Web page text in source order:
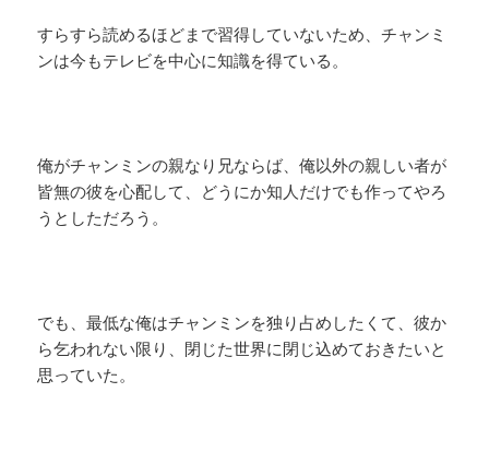
すらすら読めるほどまで習得していないため、チャンミ
ンは今もテレビを中心に知識を得ている。
俺がチャンミンの親なり兄ならば、俺以外の親しい者が
皆無の彼を心配して、どうにか知人だけでも作ってやろ
うとしただろう。
でも、最低な俺はチャンミンを独り占めしたくて、彼か
ら乞われない限り、閉じた世界に閉じ込めておきたいと
思っていた。